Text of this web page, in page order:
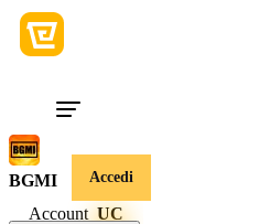
Accedi
BGMI
Account UC